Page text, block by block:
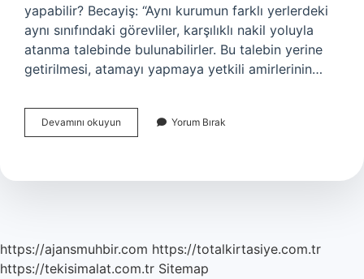
yapabilir? Becayiş: “Aynı kurumun farklı yerlerdeki
aynı sınıfındaki görevliler, karşılıklı nakil yoluyla
atanma talebinde bulunabilirler. Bu talebin yerine
getirilmesi, atamayı yapmaya yetkili amirlerinin…
Devamını okuyun
Öğretmen
Mi
Yorum Bırak
https://ajansmuhbir.com https://totalkirtasiye.com.tr
https://tekisimalat.com.tr Sitemap